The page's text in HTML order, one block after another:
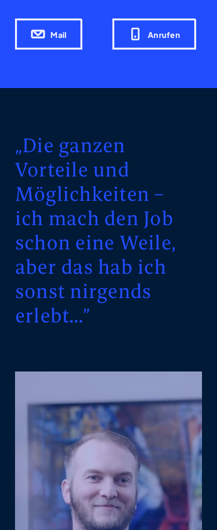
Mail Anrufen
„Die ganzen
Vorteile und
Möglichkeiten –
ich mach den Job
schon eine Weile,
aber das hab ich
sonst nirgends
erlebt…”